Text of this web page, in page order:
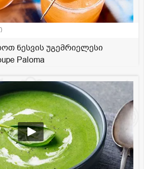
ნესვის უგემრიელესი
Paloma